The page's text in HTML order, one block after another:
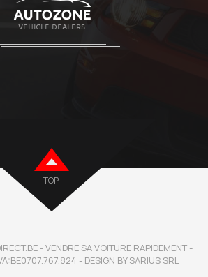
TOP
- VENDRE SA VOITURE RAPIDEMENT -
- DESIGN BY SARIUS SRL